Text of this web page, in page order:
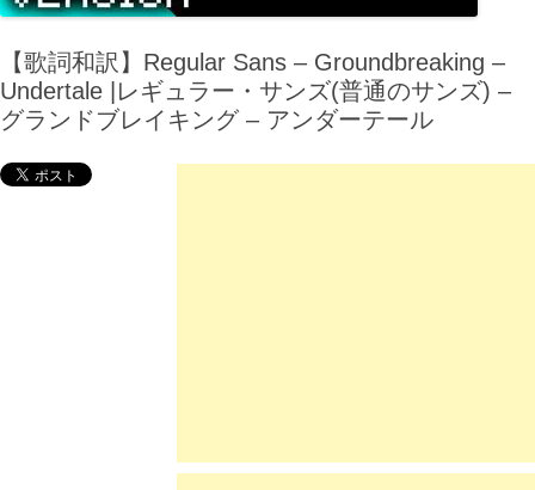
【歌詞和訳】Regular Sans – Groundbreaking –
Undertale |レギュラー・サンズ(普通のサンズ) –
グランドブレイキング – アンダーテール